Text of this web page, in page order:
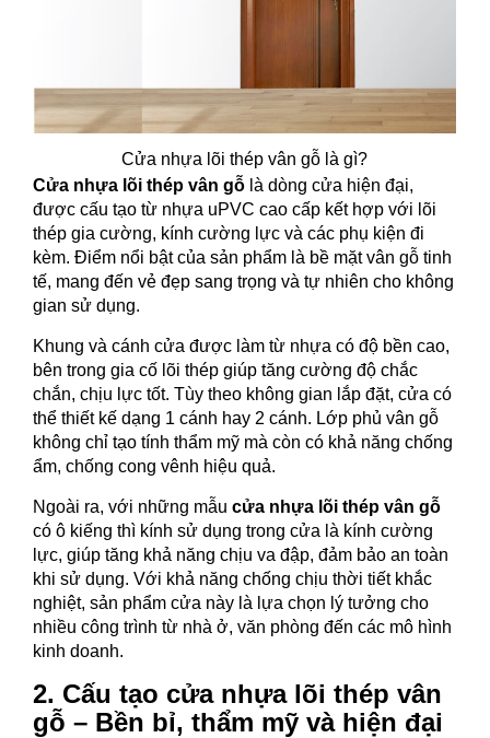
Cửa nhựa lõi thép vân gỗ là gì?
Cửa nhựa lõi thép vân gỗ là dòng cửa hiện đại,
được cấu tạo từ nhựa uPVC cao cấp kết hợp với lõi
thép gia cường, kính cường lực và các phụ kiện đi
kèm. Điểm nổi bật của sản phẩm là bề mặt vân gỗ tinh
tế, mang đến vẻ đẹp sang trọng và tự nhiên cho không
gian sử dụng.
Khung và cánh cửa được làm từ nhựa có độ bền cao,
bên trong gia cố lõi thép giúp tăng cường độ chắc
chắn, chịu lực tốt. Tùy theo không gian lắp đặt, cửa có
thể thiết kế dạng 1 cánh hay 2 cánh. Lớp phủ vân gỗ
không chỉ tạo tính thẩm mỹ mà còn có khả năng chống
ẩm, chống cong vênh hiệu quả.
Ngoài ra, với những mẫu cửa nhựa lõi thép vân gỗ
có ô kiếng thì kính sử dụng trong cửa là kính cường
lực, giúp tăng khả năng chịu va đập, đảm bảo an toàn
khi sử dụng. Với khả năng chống chịu thời tiết khắc
nghiệt, sản phẩm cửa này là lựa chọn lý tưởng cho
nhiều công trình từ nhà ở, văn phòng đến các mô hình
kinh doanh.
2. Cấu tạo cửa nhựa lõi thép vân
gỗ – Bền bỉ, thẩm mỹ và hiện đại